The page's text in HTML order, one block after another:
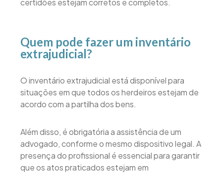
Quem pode fazer um inventário
extrajudicial?
O inventário extrajudicial está disponível para
situações em que todos os herdeiros estejam de
acordo com a partilha dos bens.
Além disso, é obrigatória a assistência de um
advogado, conforme o mesmo dispositivo legal. A
presença do profissional é essencial para garantir
que os atos praticados estejam em